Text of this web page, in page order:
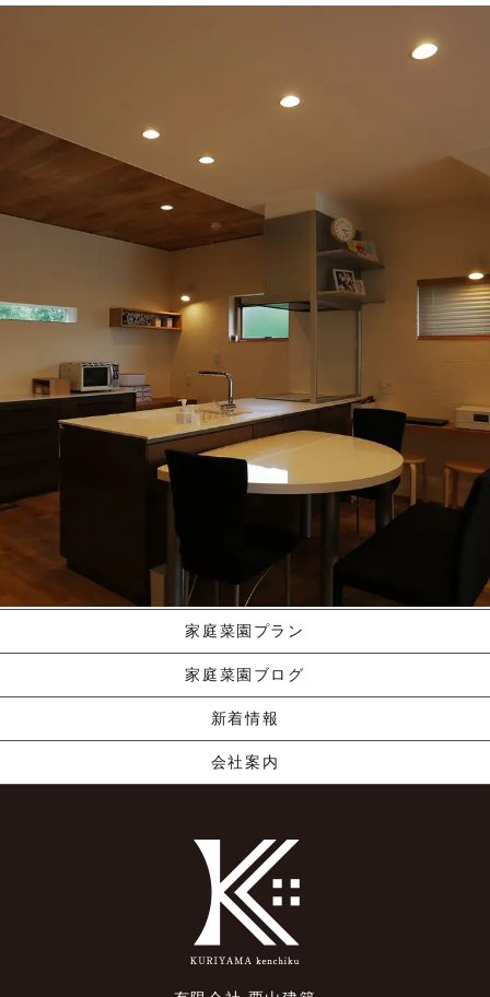
資料請求する
くりやま建築のこだわり
家庭菜園プラン
家庭菜園ブログ
新着情報
会社案内